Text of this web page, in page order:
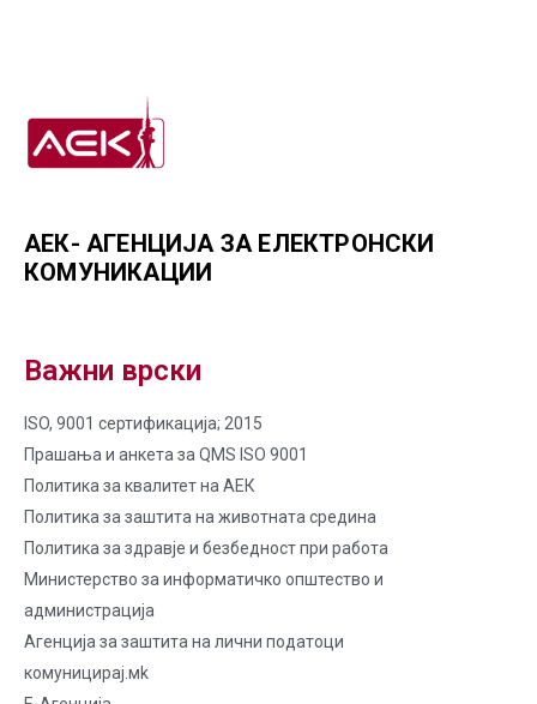
АЕК- АГЕНЦИЈА ЗА ЕЛЕКТРОНСКИ
КОМУНИКАЦИИ
Важни врски
ISO, 9001 сертификација; 2015
Прашања и анкета за QMS ISO 9001
Политика за квалитет на AЕК
Политика за заштита на животната средина
Политика за здравје и безбедност при работа
Министерство за информатичко општество и
администрација
Агенција за заштита на лични податоци
комуницирај.мk